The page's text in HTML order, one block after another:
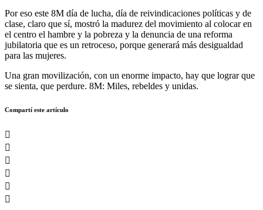
Por eso este 8M día de lucha, día de reivindicaciones políticas y de
clase, claro que sí, mostró la madurez del movimiento al colocar en
el centro el hambre y la pobreza y la denuncia de una reforma
jubilatoria que es un retroceso, porque generará más desigualdad
para las mujeres.
Una gran movilización, con un enorme impacto, hay que lograr que
se sienta, que perdure. 8M: Miles, rebeldes y unidas.
Compartí este artículo